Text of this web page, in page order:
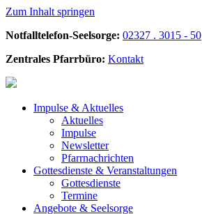
Zum Inhalt springen
Notfalltelefon-Seelsorge: 02327 . 3015 - 50
Zentrales Pfarrbüro: Kontakt
Impulse & Aktuelles
Aktuelles
Impulse
Newsletter
Pfarrnachrichten
Gottesdienste & Veranstaltungen
Gottesdienste
Termine
Angebote & Seelsorge